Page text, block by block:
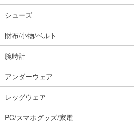
シューズ
財布/小物/ベルト
腕時計
アンダーウェア
レッグウェア
PC/スマホグッズ/家電